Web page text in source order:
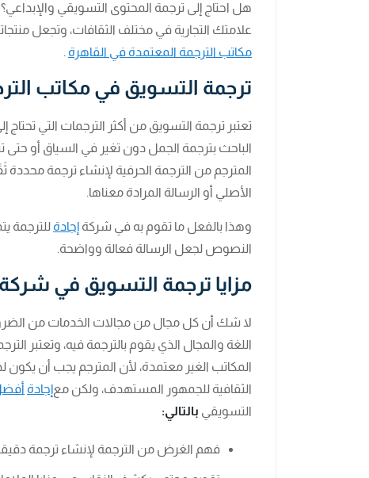
هل احتاج إلى ترجمة المحتوى التسويقي
علامتك التجارية في مختلف الثقافات، وتجعل
مكاتب الترجمة المعتمدة في القاهرة .
ترجمة التسويق في مكاتب
تعتبر ترجمة التسويق من أكثر الترجمات التي تحتاج
الباحث بترجمة الجمل دون تغير في السياق أو حتى
المترجم من الترجمة الحرفية لإنشاء ترجمة
الأصلي أو الرسالة المرادة معناها.
وهذا بالفعل ما تقوم به في شركة إجادة للترجمة
النصوص لجعل الرسالة فعالة وواضحة.
مزايا ترجمة التسويق في شركة
لا شك أن كل مجال من مجالات الخدمات من
اللغة والمجال الذي يقوم بالترجمة فيه، وتعتبر
المكاتب الغير معتمدة، لأن المترجم يجب أن يكون
الثقافية للجمهور المستهدف، ولكن معإجادة
التسويقي بالتالي:
فهم الغرض من الترجمة لإنشاء ترجمة